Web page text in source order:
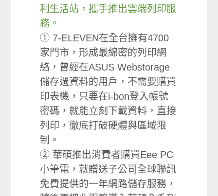
利生活站，攜手推出雲端列印服
務。
① 7-ELEVEN在全台擁有4700
家門市，形成最綿密的列印網
絡，曾經在ASUS Webstorage
儲存過資料的用戶，不需要購買
印表機，只要在i-bon登入帳號
密碼，就能立刻下載資料，直接
列印，徹底打破硬體與區域限
制。
② 華碩推出消費者購買Eee PC
小筆電，就贈送子公司全球聯訊
免費提供的一年網路儲存服務，